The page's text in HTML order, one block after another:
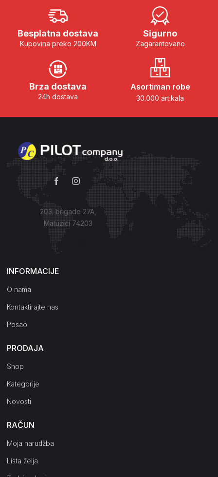
Besplatna dostava
Kupovina preko 200KM
Sigurno
Zagarantovano
Brza dostava
24h dostava
Asortiman robe
30.000 artikala
203. brigade 27A,
Matuzići 74203
Kako do nas?
INFORMACIJE
O nama
Kontaktirajte nas
Posao
PRODAJA
Shop
Kategorije
Novosti
RAČUN
Moja narudžba
Lista želja